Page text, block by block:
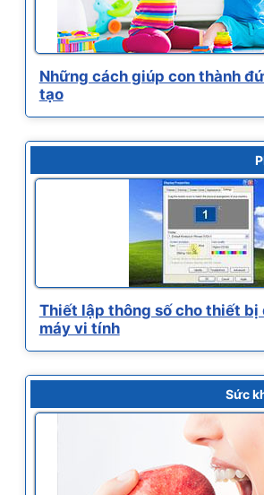
Những cách giúp con thành
tạo
Thiết lập thông số cho thiết bị
máy vi tính
Sức